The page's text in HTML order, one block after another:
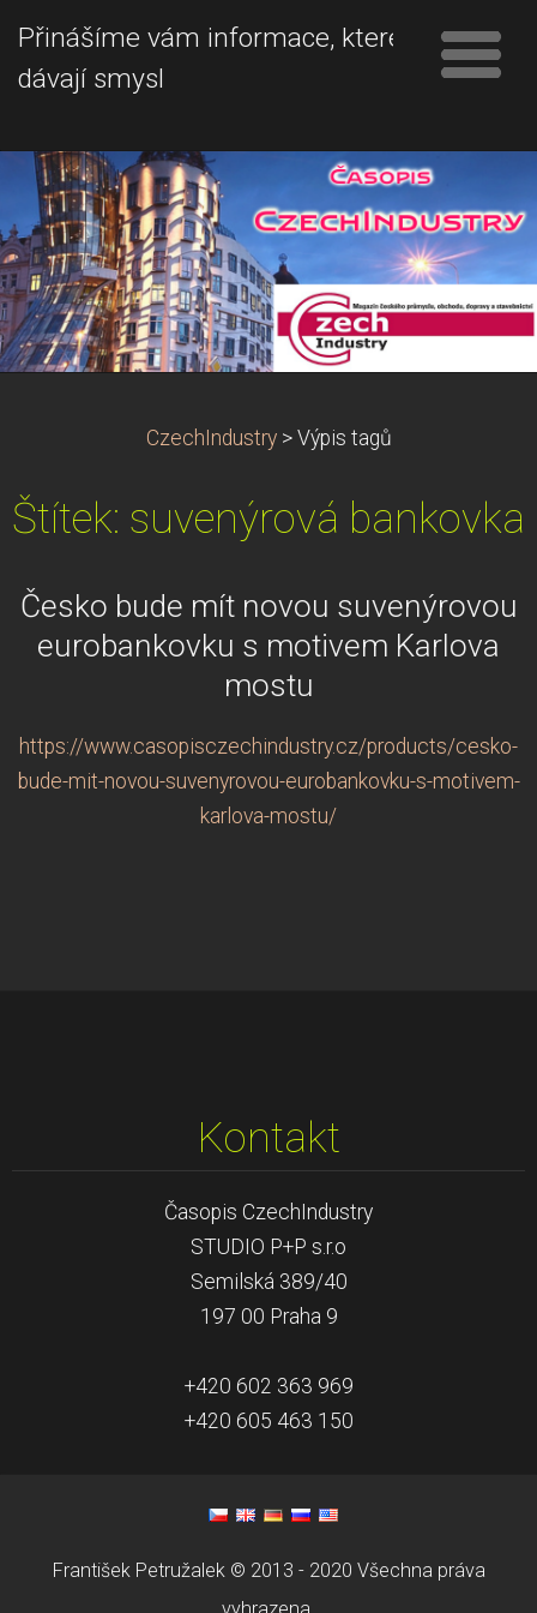
Přinášíme vám informace, které
dávají smysl
CzechIndustry > Výpis tagů
Štítek: suvenýrová bankovka
Česko bude mít novou suvenýrovou
eurobankovku s motivem Karlova
mostu
https://www.casopisczechindustry.cz/products/cesko-
bude-mit-novou-suvenyrovou-eurobankovku-s-motivem-
karlova-mostu/
Kontakt
Časopis CzechIndustry
STUDIO P+P s.r.o
Semilská 389/40
197 00 Praha 9
+420 602 363 969
+420 605 463 150
František Petružalek © 2013 - 2020 Všechna práva